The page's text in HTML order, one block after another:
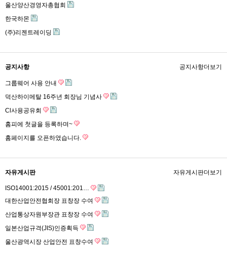
울산양산경영자총협회
한국하몬
(주)리젠트레이딩
공지사항
그룹웨어 사용 안내
덕산하이메탈 16주년 회장님 기념사
Cl사용공유회
홈피에 첫글을 등록하며~
홈페이지를 오픈하였습니다.
공지사항더보기
자유게시판
ISO14001:2015 / 45001:201…
대한산업안전협회장 표창장 수여
산업통상자원부장관 표창장 수여
일본산업규격(JIS)인증획득
울산광역시장 산업안전 표창수여
자유게시판더보기